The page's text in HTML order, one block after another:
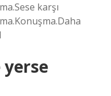
karşı
yerse